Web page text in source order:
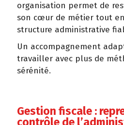
organisation permet de
son cœur de métier tout
structure administrative
Un accompagnement
travailler avec plus de
sérénité.
Gestion fiscale :
contrôle de